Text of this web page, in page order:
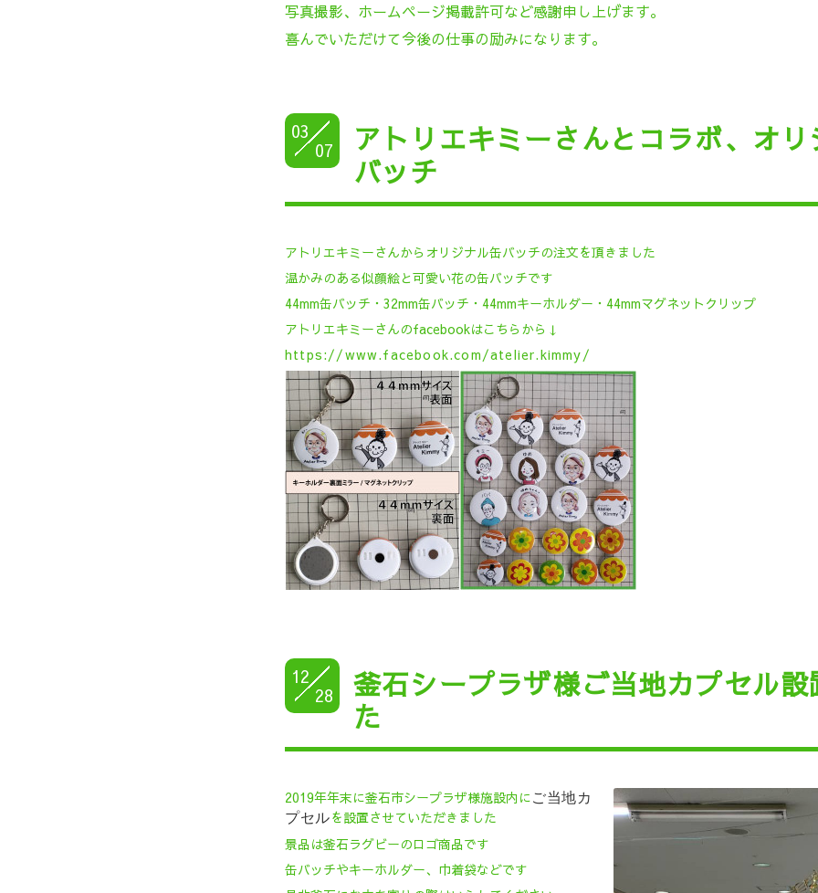
写真撮影、ホームページ掲載許可など感謝申し上げます。
喜んでいただけて今後の仕事の励みになります。
03
07
アトリエキミーさんとコラボ、オ
バッチ
アトリエキミーさんからオリジナル缶バッチの注文を頂きました
温かみのある似顔絵と可愛い花の缶バッチです
44mm缶バッチ・32mm缶バッチ・44mmキーホルダー・44mmマグネットクリップ
アトリエキミーさんのfacebookはこちらから↓
https://www.facebook.com/atelier.kimmy/
12
28
釜石シープラザ様ご当地カプセル
た
2019年年末に釜石市シープラザ様施設内にご当地カ
プセルを設置させていただきました
景品は釜石ラグビーのロゴ商品です
缶バッチやキーホルダー、巾着袋などです